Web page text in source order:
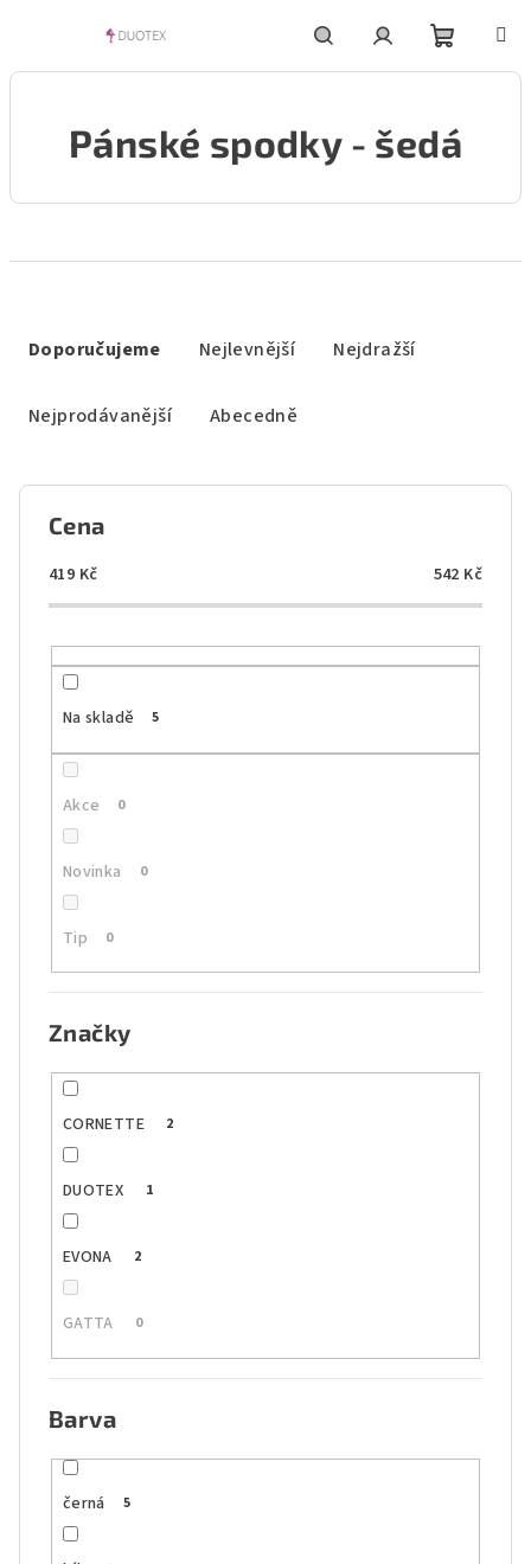
HledatPřihlášeníNákupní
košík
Pánské spodky - šedá
Doporučujeme Nejlevnější Nejdražší
Nejprodávanější Abecedně
Cena
419 Kč 542 Kč
Na skladě 5
Akce 0
Novinka 0
Tip 0
Značky
CORNETTE 2
DUOTEX 1
EVONA 2
GATTA 0
Barva
černá 5